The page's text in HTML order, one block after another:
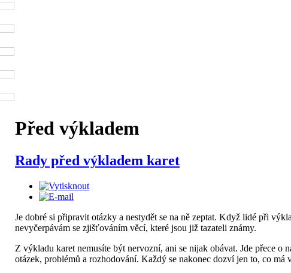
Před výkladem
Rady před výkladem karet
Je dobré si připravit otázky a nestydět se na ně zeptat. Když lidé při
nevyčerpávám se zjišťováním věcí, které jsou již tazateli známy.
Z výkladu karet nemusíte být nervozní, ani se nijak obávat. Jde přece o
otázek, problémů a rozhodování. Každý se nakonec dozví jen to, co má